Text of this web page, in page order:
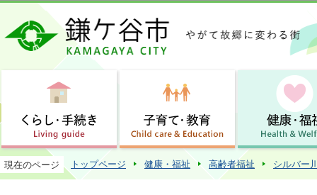
この
現在のページ トップページ 健康・福祉 高齢者福祉 シルバー